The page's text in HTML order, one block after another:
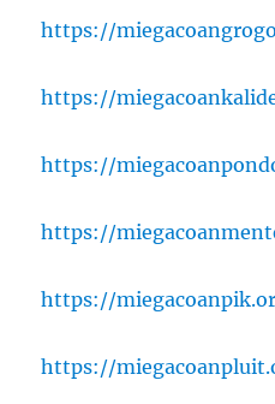
https://
https://
https://
https://
https://
https://